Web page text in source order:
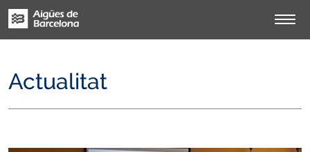
Actualitat